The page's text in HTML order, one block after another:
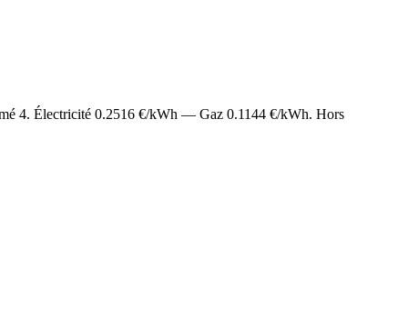
4. Électricité 0.2516 €/kWh — Gaz 0.1144 €/kWh. Hors